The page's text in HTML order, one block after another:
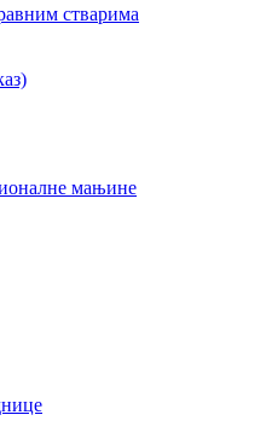
стварима
мањине